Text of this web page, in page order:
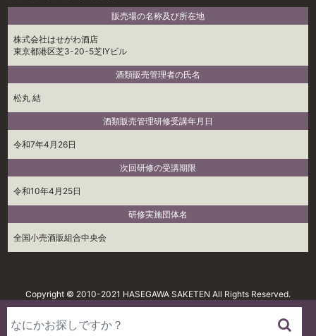
販売場の名称及び所在地
株式会社はせがわ酒店
東京都港区芝3-20-5芝IYビル
酒類販売管理者の氏名
松丸 結
酒類販売管理研修受講年月日
令和7年4月26日
次回研修の受講期限
令和10年4月25日
研修実施団体名
全国小売酒販組合中央会
Copyright © 2010-2021 HASEGAWA SAKETEN All Rights Reserved.